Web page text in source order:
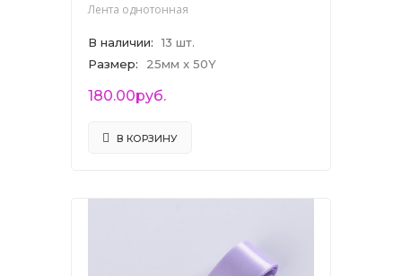
Лента однотонная
В наличии:
13 шт.
Размер: 25мм x 50Y
180.00руб.
В КОРЗИНУ